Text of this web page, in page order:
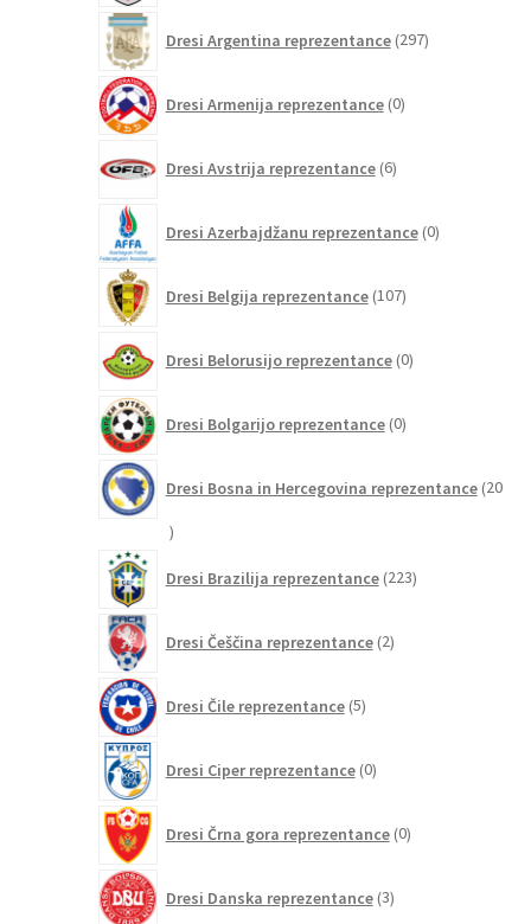
Dresi Argentina reprezentance 297izdelkov
Dresi Armenija reprezentance 0izdelkov
Dresi Avstrija reprezentance 6izdelkov
Dresi Azerbajdžanu reprezentance 0izdelkov
Dresi Belgija reprezentance 107izdelkov
Dresi Belorusijo reprezentance 0izdelkov
Dresi Bolgarijo reprezentance 0izdelkov
Dresi Bosna in Hercegovina reprezentance 20
20
Dresi Brazilija reprezentance 223izdelkov
Dresi Češčina reprezentance 2izdelka
Dresi Čile reprezentance 5izdelkov
Dresi Ciper reprezentance 0izdelkov
Dresi Črna gora reprezentance 0izdelkov
Dresi Danska reprezentance 3izdelki